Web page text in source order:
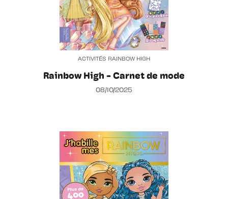
ACTIVITÉS RAINBOW HIGH
Rainbow High - Carnet de mode
08/10/2025